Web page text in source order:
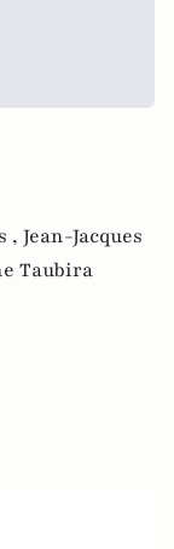
, Jean-Jacques
Taubira